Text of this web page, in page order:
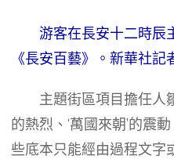
游客在長安十二時辰
《長安百藝》。新華社記
主題街區項目擔任人鄒
的熱烈、‘萬國來朝’的震
些底本只能經由過程文字